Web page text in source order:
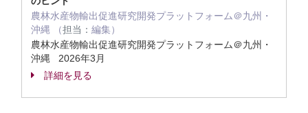
農林水産物輸出促進研究開発プラットフォーム＠九州・
沖縄 （担当： 編集）
農林水産物輸出促進研究開発プラットフォーム＠九州・
沖縄 2026年3月
詳細を見る